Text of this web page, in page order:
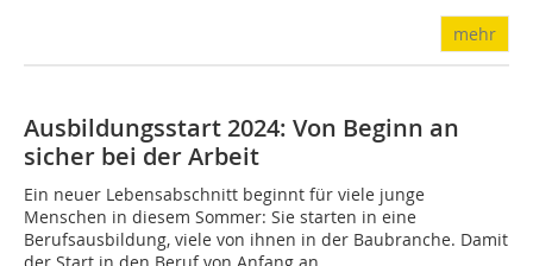
mehr
Ausbildungsstart 2024: Von Beginn an
sicher bei der Arbeit
Ein neuer Lebensabschnitt beginnt für viele junge
Menschen in diesem Sommer: Sie starten in eine
Berufsausbildung, viele von ihnen in der Baubranche. Damit